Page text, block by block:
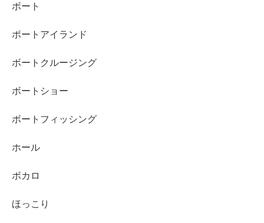
ボート
ポートアイランド
ボートクルージング
ボートショー
ボートフィッシング
ホール
ボカロ
ほっこり